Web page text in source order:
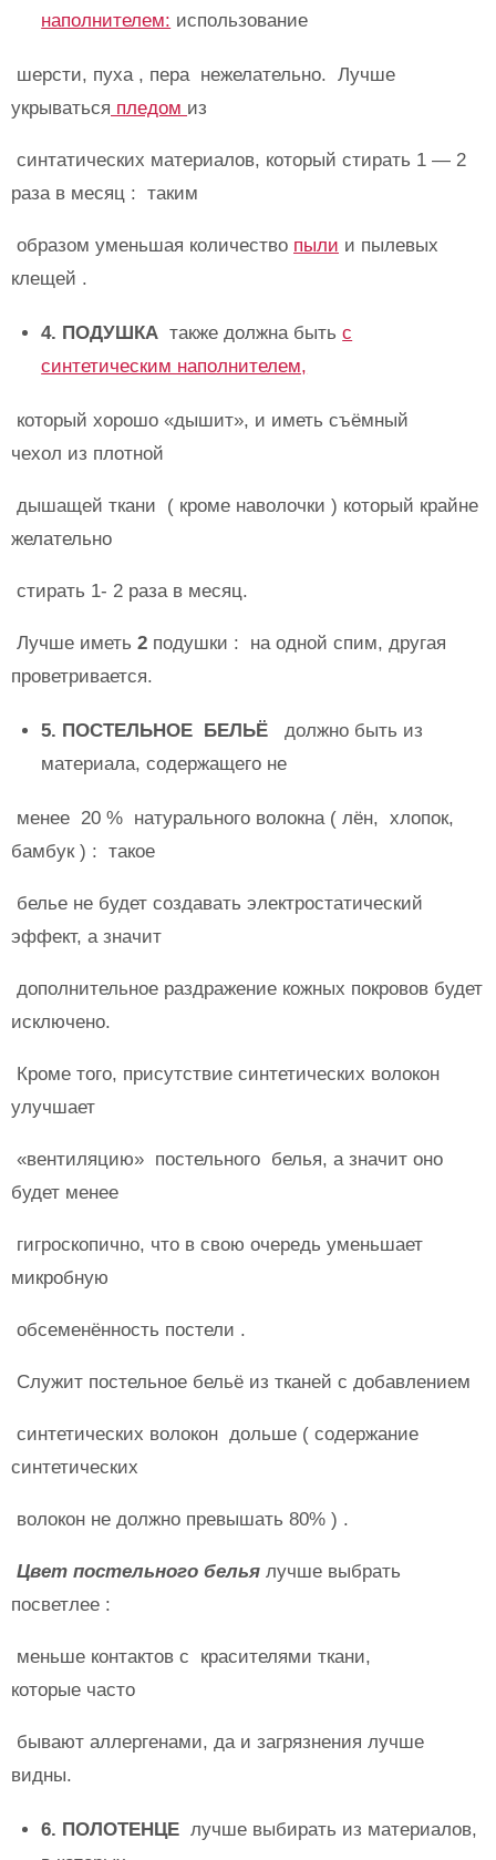
наполнителем: использование
шерсти, пуха , пера нежелательно. Лучше
укрываться пледом из
синтатических материалов, который стирать 1 — 2
раза в месяц : таким
образом уменьшая количество пыли и пылевых
клещей .
4. ПОДУШКАтакже должна бытьс
синтетическим наполнителем,
который хорошо «дышит», и иметь съёмный
чехол из плотной
дышащей ткани ( кроме наволочки ) который крайне
желательно
стирать 1- 2 раза в месяц.
Лучше иметь 2 подушки : на одной спим, другая
проветривается.
5. ПОСТЕЛЬНОЕ БЕЛЬЁдолжно быть из
материала, содержащего не
менее 20 % натурального волокна ( лён, хлопок,
бамбук ) : такое
белье не будет создавать электростатический
эффект, а значит
дополнительное раздражение кожных покровов будет
исключено.
Кроме того, присутствие синтетических волокон
улучшает
«вентиляцию» постельного белья, а значит оно
будет менее
гигроскопично, что в свою очередь уменьшает
микробную
обсеменённость постели .
Служит постельное бельё из тканей с добавлением
синтетических волокон дольше ( содержание
синтетических
волокон не должно превышать 80% ) .
Цвет постельного белья лучше выбрать
посветлее :
меньше контактов с красителями ткани,
которые часто
бывают аллергенами, да и загрязнения лучше
видны.
6. ПОЛОТЕНЦЕлучше выбирать из материалов,